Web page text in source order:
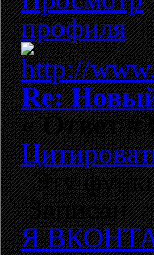
Re:
«Ответ
Эту
Записан
Я